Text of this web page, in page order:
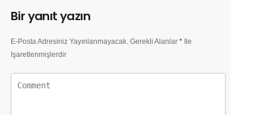
Bir yanıt yazın
E-Posta Adresiniz Yayınlanmayacak. Gerekli Alanlar * Ile
Işaretlenmişlerdir